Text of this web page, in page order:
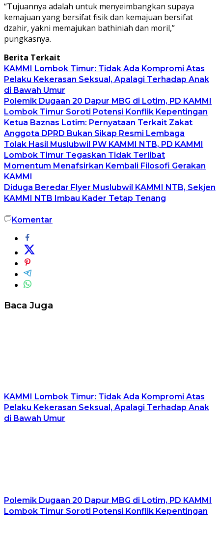
“Tujuannya adalah untuk menyeimbangkan supaya
kemajuan yang bersifat fisik dan kemajuan bersifat
dzahir, yakni memajukan bathiniah dan moril,”
pungkasnya.
Berita Terkait
KAMMI Lombok Timur: Tidak Ada Kompromi Atas
Pelaku Kekerasan Seksual, Apalagi Terhadap Anak
di Bawah Umur
Polemik Dugaan 20 Dapur MBG di Lotim, PD KAMMI
Lombok Timur Soroti Potensi Konflik Kepentingan
Ketua Baznas Lotim: Pernyataan Terkait Zakat
Anggota DPRD Bukan Sikap Resmi Lembaga
Tolak Hasil Muslubwil PW KAMMI NTB, PD KAMMI
Lombok Timur Tegaskan Tidak Terlibat
Momentum Menafsirkan Kembali Filosofi Gerakan
KAMMI
Diduga Beredar Flyer Muslubwil KAMMI NTB, Sekjen
KAMMI NTB Imbau Kader Tetap Tenang
Komentar
Baca Juga
KAMMI Lombok Timur: Tidak Ada Kompromi Atas
Pelaku Kekerasan Seksual, Apalagi Terhadap Anak
di Bawah Umur
Polemik Dugaan 20 Dapur MBG di Lotim, PD KAMMI
Lombok Timur Soroti Potensi Konflik Kepentingan